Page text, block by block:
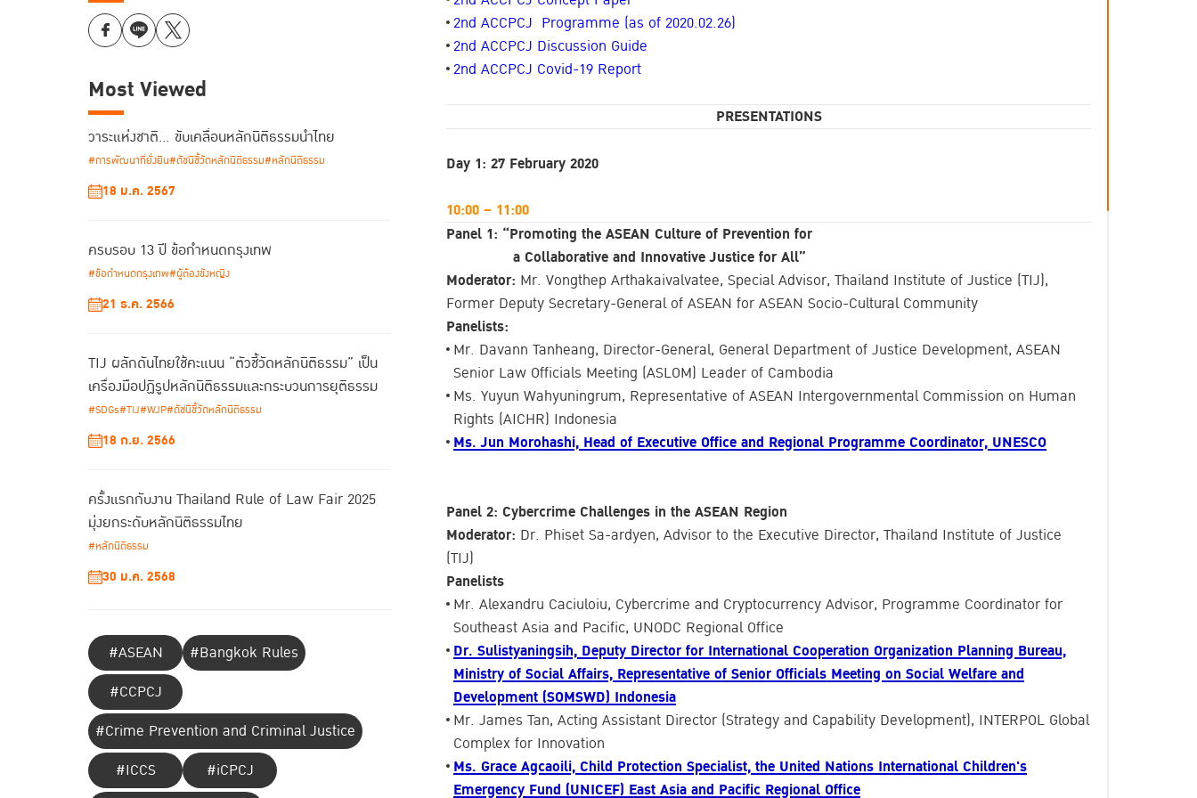
2nd ACCPCJ Programme (as of 2020.02.26)
2nd ACCPCJ Discussion Guide
2nd ACCPCJ Covid-19 Report
PRESENTATIONS
Day 1: 27 February 2020
10:00 – 11:00
Panel 1: “Promoting the ASEAN Culture of Prevention for
a Collaborative and Innovative Justice for All”
Moderator: Mr. Vongthep Arthakaivalvatee, Special Advisor, Thailand Institute of Justice (TIJ),
Former Deputy Secretary-General of ASEAN for ASEAN Socio-Cultural Community
Panelists:
Mr. Davann Tanheang, Director-General, General Department of Justice Development, ASEAN
Senior Law Officials Meeting (ASLOM) Leader of Cambodia
Ms. Yuyun Wahyuningrum, Representative of ASEAN Intergovernmental Commission on Human
Rights (AICHR) Indonesia
Ms. Jun Morohashi, Head of Executive Office and Regional Programme Coordinator, UNESCO
Panel 2: Cybercrime Challenges in the ASEAN Region
Moderator: Dr. Phiset Sa-ardyen, Advisor to the Executive Director, Thailand Institute of Justice
(TIJ)
Panelists
Mr. Alexandru Caciuloiu, Cybercrime and Cryptocurrency Advisor, Programme Coordinator for
Southeast Asia and Pacific, UNODC Regional Office
Dr. Sulistyaningsih, Deputy Director for International Cooperation Organization Planning Bureau,
Ministry of Social Affairs, Representative of Senior Officials Meeting on Social Welfare and
Development (SOMSWD) Indonesia
Mr. James Tan, Acting Assistant Director (Strategy and Capability Development), INTERPOL Global
Complex for Innovation
Ms. Grace Agcaoili, Child Protection Specialist, the United Nations International Children's
Emergency Fund (UNICEF) East Asia and Pacific Regional Office
Most Viewed
วาระแห่งชาติ… ขับเคลื่อนหลักนิติธรรมนำไทย
#การพัฒนาที่ยั่งยืน#ดัชนีชี้วัดหลักนิติธรรม#หลักนิติธรรม
18 ม.ค. 2567
ครบรอบ 13 ปี ข้อกำหนดกรุงเทพ
#ข้อกำหนดกรุงเทพ#ผู้ต้องขังหญิง
21 ธ.ค. 2566
TIJ ผลักดันไทยใช้คะแนน “ตัวชี้วัดหลักนิติธรรม” เป็น
เครื่องมือปฏิรูปหลักนิติธรรมและกระบวนการยุติธรรม
#SDGs#TIJ#WJP#ดัชนีชี้วัดหลักนิติธรรม
18 ก.ย. 2566
ครั้งแรกกับงาน Thailand Rule of Law Fair 2025
มุ่งยกระดับหลักนิติธรรมไทย
#หลักนิติธรรม
30 ม.ค. 2568
#ASEAN
#Bangkok Rules
#CCPCJ
#Crime Prevention and Criminal Justice
#ICCS
#iCPCJ